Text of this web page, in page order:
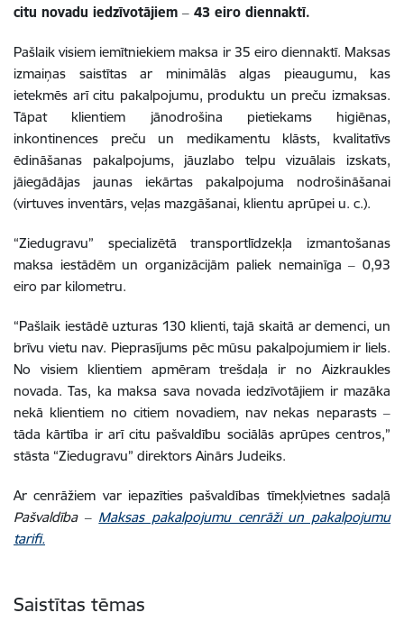
citu novadu iedzīvotājiem ‒ 43 eiro diennaktī.
Pašlaik visiem iemītniekiem maksa ir 35 eiro diennaktī. Maksas
izmaiņas saistītas ar minimālās algas pieaugumu, kas
ietekmēs arī citu pakalpojumu, produktu un preču izmaksas.
Tāpat klientiem jānodrošina pietiekams higiēnas,
inkontinences preču un medikamentu klāsts, kvalitatīvs
ēdināšanas pakalpojums, jāuzlabo telpu vizuālais izskats,
jāiegādājas jaunas iekārtas pakalpojuma nodrošināšanai
(virtuves inventārs, veļas mazgāšanai, klientu aprūpei u. c.).
“Ziedugravu” specializētā transportlīdzekļa izmantošanas
maksa iestādēm un organizācijām paliek nemainīga ‒ 0,93
eiro par kilometru.
“Pašlaik iestādē uzturas 130 klienti, tajā skaitā ar demenci, un
brīvu vietu nav. Pieprasījums pēc mūsu pakalpojumiem ir liels.
No visiem klientiem apmēram trešdaļa ir no Aizkraukles
novada. Tas, ka maksa sava novada iedzīvotājiem ir mazāka
nekā klientiem no citiem novadiem, nav nekas neparasts ‒
tāda kārtība ir arī citu pašvaldību sociālās aprūpes centros,”
stāsta “Ziedugravu” direktors Ainārs Judeiks.
Ar cenrāžiem var iepazīties pašvaldības tīmekļvietnes sadaļā
Pašvaldība ‒ Maksas pakalpojumu cenrāži un pakalpojumu
tarifi.
Saistītas tēmas